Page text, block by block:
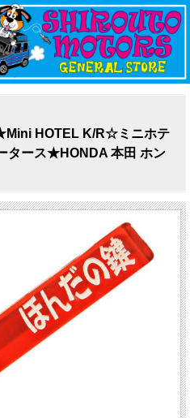
HOTEL K/R☆ミニホテ
タース★HONDA 本田 ホン